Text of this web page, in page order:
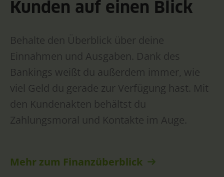
Kunden auf einen Blick
Behalte den Überblick über deine
Einnahmen und Ausgaben. Dank des
Bankings weißt du außerdem immer, wie
viel Geld du gerade zur Verfügung hast. Mit
den Kundenakten behältst du
Zahlungsmoral und Kontakte im Auge.
Mehr zum Finanzüberblick